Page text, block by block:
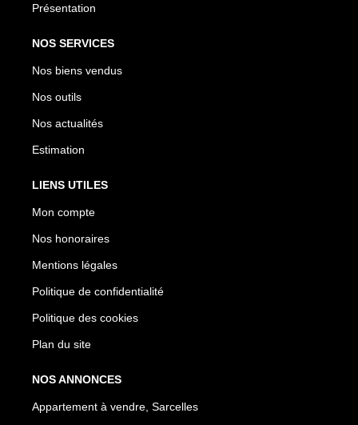
Présentation
NOS SERVICES
Nos biens vendus
Nos outils
Nos actualités
Estimation
LIENS UTILES
Mon compte
Nos honoraires
Mentions légales
Politique de confidentialité
Politique des cookies
Plan du site
NOS ANNONCES
Appartement à vendre, Sarcelles